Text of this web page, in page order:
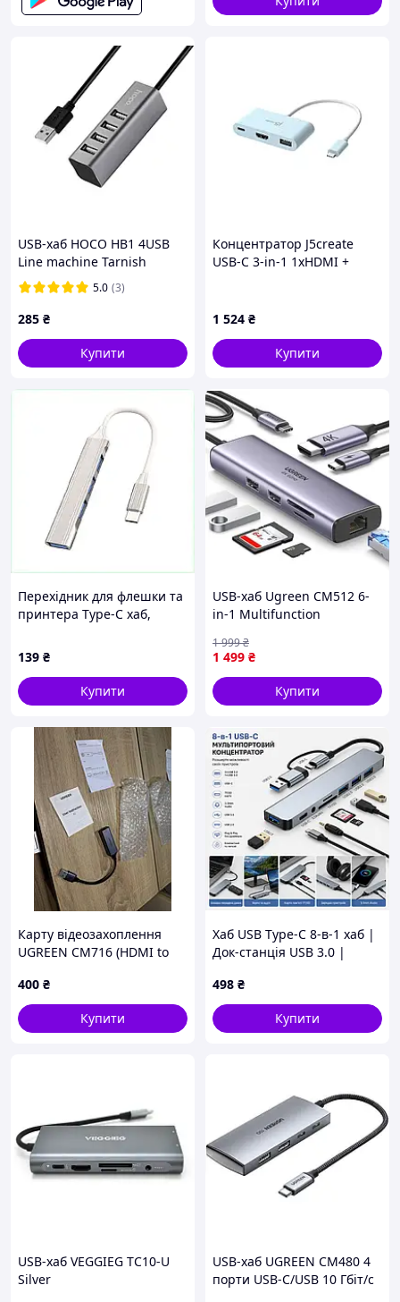
USB-хаб HOCO HB1 4USB
Line machine Tarnish
5.0 (3)
285 ₴
Купити
Концентратор J5create
USB-C 3-in-1 1xHDMI +
1 524 ₴
Купити
Перехідник для флешки та
принтера Type-C хаб,
139 ₴
Купити
USB-хаб Ugreen CM512 6-
in-1 Multifunction
HDMI+RJ45+SD&TF +PD Port
(UGR-60515)
1 499 ₴
1 999₴
Купити
Карту відеозахоплення
UGREEN CM716 (HDMI to
400 ₴
Купити
Хаб USB Type-C 8-в-1 хаб |
Док-станція USB 3.0 |
SD/TF | 3.5 мм | Для
ноутбука, планшета та
смартфона
498 ₴
Купити
USB-хаб VEGGIEG TC10-U
Silver
USB-хаб UGREEN CM480 4
порти USB-C/USB 10 Гбіт/с